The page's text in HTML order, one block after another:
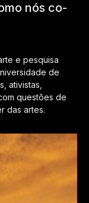
nós co-
e pesquisa
de
ativistas,
questões de
das artes.